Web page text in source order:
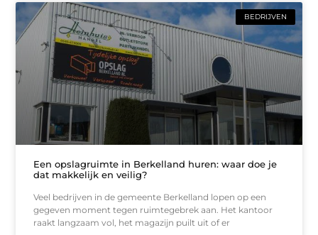
BEDRIJVEN
Een opslagruimte in Berkelland huren: waar doe je
dat makkelijk en veilig?
Veel bedrijven in de gemeente Berkelland lopen op een
gegeven moment tegen ruimtegebrek aan. Het kantoor
raakt langzaam vol, het magazijn puilt uit of er